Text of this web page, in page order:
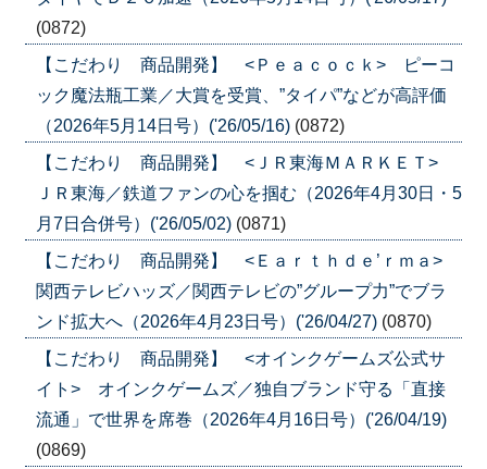
(0872)
【こだわり 商品開発】 <Ｐｅａｃｏｃｋ> ピーコ
ック魔法瓶工業／大賞を受賞、”タイパ”などが高評価
（2026年5月14日号）('26/05/16) (0872)
【こだわり 商品開発】 <ＪＲ東海ＭＡＲＫＥＴ>
ＪＲ東海／鉄道ファンの心を掴む（2026年4月30日・5
月7日合併号）('26/05/02) (0871)
【こだわり 商品開発】 <Ｅａｒｔｈｄｅ’ｒｍａ>
関西テレビハッズ／関西テレビの”グループ力”でブラ
ンド拡大へ（2026年4月23日号）('26/04/27) (0870)
【こだわり 商品開発】 <オインクゲームズ公式サ
イト> オインクゲームズ／独自ブランド守る「直接
流通」で世界を席巻（2026年4月16日号）('26/04/19)
(0869)